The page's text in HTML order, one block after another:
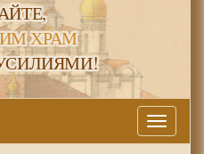
ХРАМ
Меню